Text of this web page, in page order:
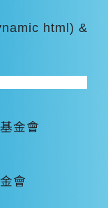
html) &
金會
會